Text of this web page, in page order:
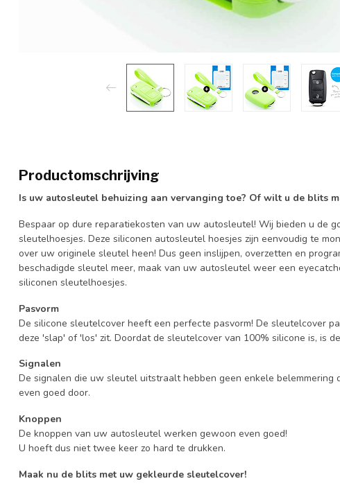
Productomschrijving
Is uw autosleutel behuizing aan vervanging toe? Of wilt u de blits
Bespaar op dure reparatiekosten van uw autosleutel! Wij bieden u de
sleutelhoesjes. Deze siliconen autosleutel hoesjes zijn eenvoudig te
over uw originele sleutel heen! Dus geen inslijpen, overzetten en
beschadigde sleutel meer, maak van uw autosleutel weer een
siliconen sleutelhoesjes.
Pasvorm
De silicone sleutelcover heeft een perfecte pasvorm! De sleutelcover
deze 'slap' of 'los' zit. Doordat de sleutelcover van 100% silicone is, is
Signalen
De signalen die uw sleutel uitstraalt hebben geen enkele belemmering
even goed door.
Knoppen
De knoppen van uw autosleutel werken gewoon even goed!
U hoeft dus niet twee keer zo hard te drukken.
Maak nu de blits met uw gekleurde sleutelcover!